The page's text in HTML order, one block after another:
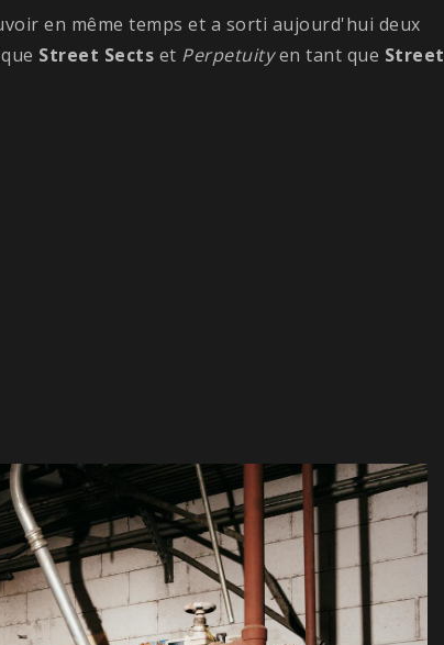
en même temps et a sorti aujourd'hui deux
Street Sects et Perpetuityen tant que Street